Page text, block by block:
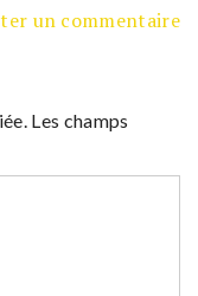
un commentaire
Les champs